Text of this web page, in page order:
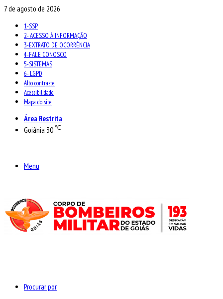
7 de agosto de 2026
1-SSP
2- ACESSO À INFORMAÇÃO
3-EXTRATO DE OCORRÊNCIA
4-FALE CONOSCO
5-SISTEMAS
6- LGPD
Alto contraste
Acessibilidade
Mapa do site
Área Restrita
Goiânia 30℃
Menu
Procurar por